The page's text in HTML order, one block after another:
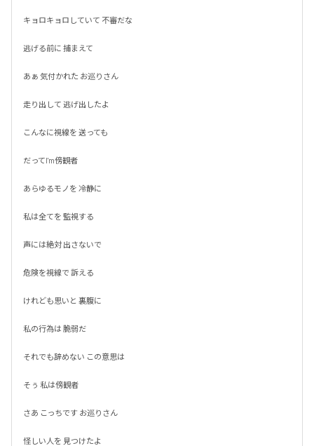
キョロキョロしていて 不審だな
逃げる前に 捕まえて
あぁ 気付かれた お巡りさん
走り出して 逃げ出したよ
こんなに視線を 送っても
だってI'm傍観者
あらゆるモノを 冷静に
私は全てを 監視する
声には絶対 出さないで
危険を視線で 訴える
けれども思いと 裏腹に
私の行為は 脆弱だ
それでも辞めない この意思は
そぅ 私は傍観者
さあ こっちです お巡りさん
怪しい人を 見つけたよ